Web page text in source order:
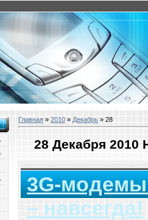
Главная » 2010 » Декабрь » 28
28 Декабря 2010
3G-
– навсегда!